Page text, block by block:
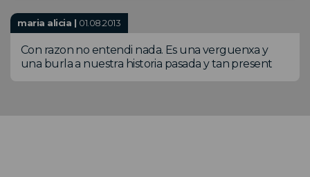
maria alicia | 01.08.2013
Con razon no entendi nada. Es una verguenxa y
una burla a nuestra historia pasada y tan present